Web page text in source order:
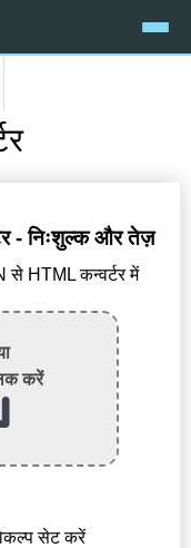
- निःशुल्क और तेज़
HTML कन्वर्टर में
करें
सेट करें